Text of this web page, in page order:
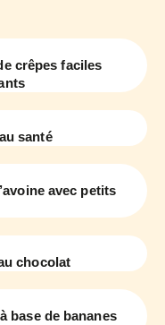
crêpes faciles
santé
avec petits
chocolat
base de bananes